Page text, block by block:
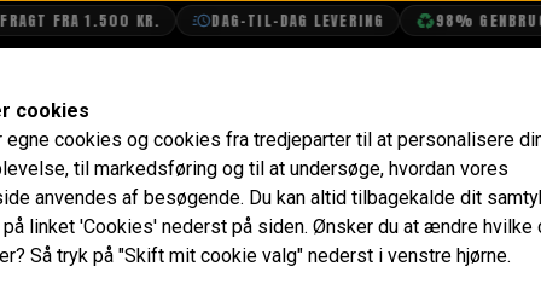
FRA 1.500 KR. DAG-TIL-DAG LEVERING 98%
& Olie Olie Slanger & Montering Olie
Olie Køler Slange Sæt -
cookies
egne cookies og cookies fra tredjeparter til at personalisere
til markedsføring og til at undersøge, hvordan vores
anvendes af besøgende. Du kan altid tilbagekalde dit
linket 'Cookies' nederst på siden. Ønsker du at ændre hvilke
Så tryk på "Skift mit cookie valg" nederst i venstre hjørne.